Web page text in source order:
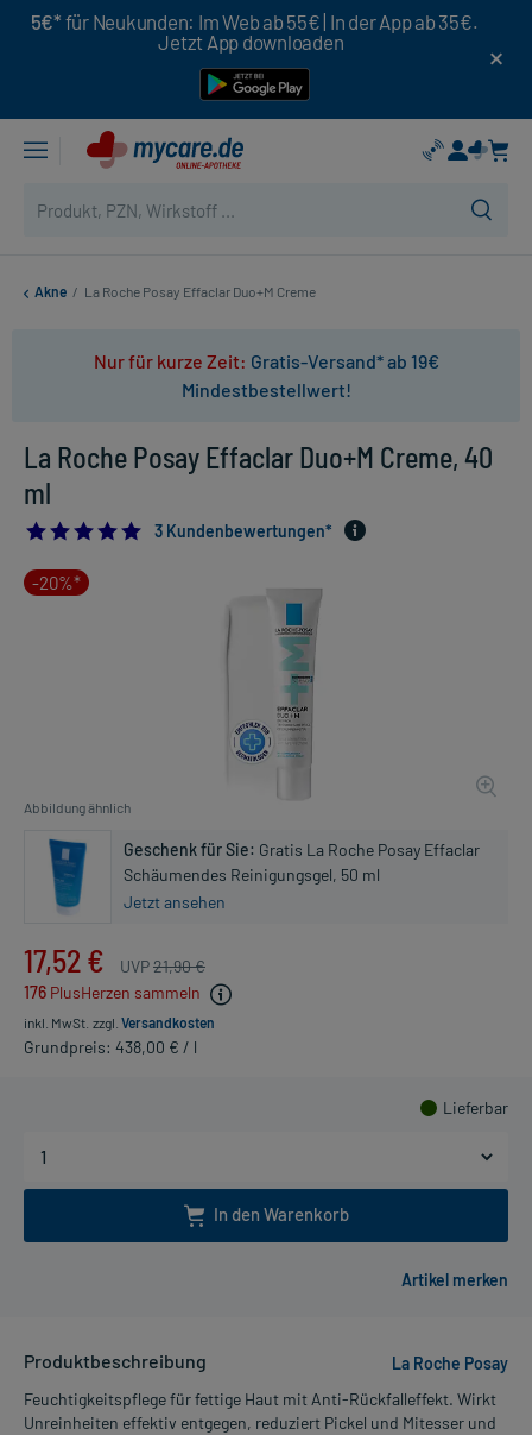
5€* für Neukunden: Im Web ab 55€ | In der App ab 35€.
Jetzt App downloaden
Akne / La Roche Posay Effaclar Duo+M Creme
Nur für kurze Zeit: Gratis-Versand* ab 19€
Mindestbestellwert!
La Roche Posay Effaclar Duo+M Creme, 40
ml
5.0
3 Kundenbewertungen*
-20%*
Abbildung ähnlich
Geschenk für Sie: Gratis La Roche Posay Effaclar
Schäumendes Reinigungsgel, 50 ml
Jetzt ansehen
17,52 € UVP21,90 €
176 PlusHerzen sammeln
inkl. MwSt. zzgl. Versandkosten
Grundpreis: 438,00 € / l
Lieferbar
In den Warenkorb
Produktbeschreibung
La Roche Posay
Feuchtigkeitspflege für fettige Haut mit Anti-Rückfalleffekt. Wirkt
Unreinheiten effektiv entgegen, reduziert Pickel und Mitesser und